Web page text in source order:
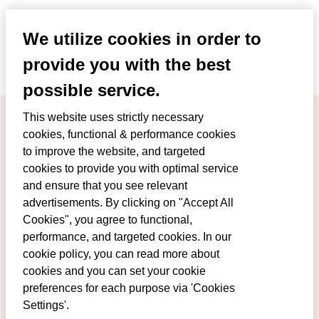
van online commerciële kanalen en
klantproposities.
Kom ook verder
Denk aan functies op het gebied van public
relations en employer branding, of juist aan de
We utilize cookies in order to
provide you with the best
possible service.
This website uses strictly necessary
cookies, functional & performance cookies
to improve the website, and targeted
cookies to provide you with optimal service
and ensure that you see relevant
advertisements. By clicking on "Accept All
Cookies", you agree to functional,
performance, and targeted cookies. In our
cookie policy, you can read more about
cookies and you can set your cookie
preferences for each purpose via 'Cookies
Settings'.